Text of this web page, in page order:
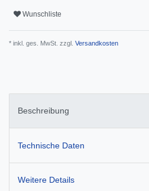
Wunschliste
* inkl. ges. MwSt. zzgl. Versandkosten
Beschreibung
Technische Daten
Weitere Details